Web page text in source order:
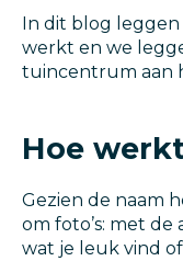
In dit blog leggen
werkt en we
tuincentrum aan
Hoe
Gezien de naam
om foto’s: met de
wat je leuk vind